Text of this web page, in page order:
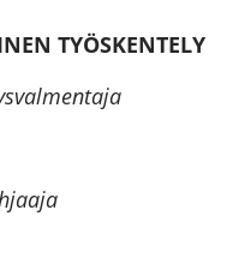
TYÖSKENTELY